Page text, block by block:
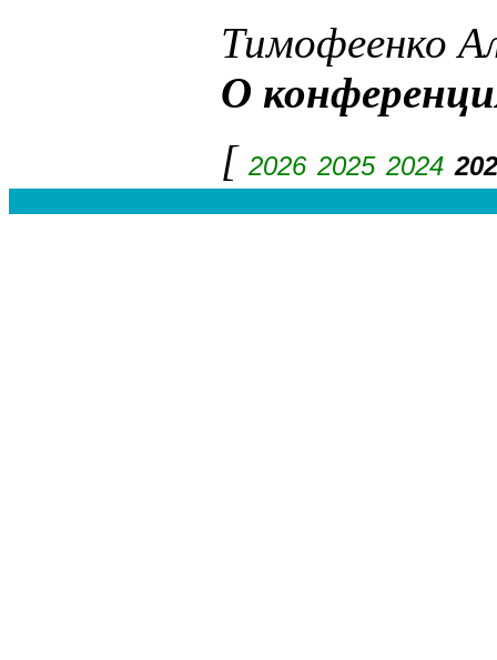
Тимофеенко
О
[ 2026 2025 2024